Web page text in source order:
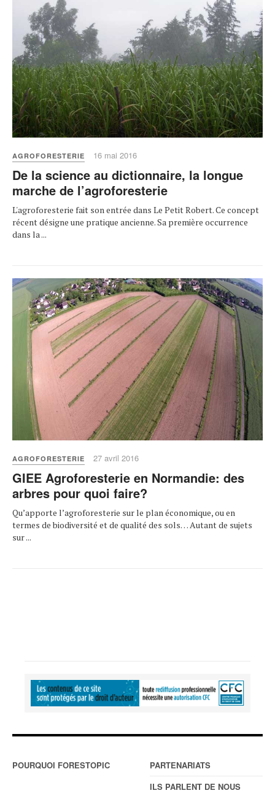
AGROFORESTERIE 16 mai 2016
De la science au dictionnaire, la longue
marche de l’agroforesterie
L'agroforesterie fait son entrée dans Le Petit Robert. Ce concept
récent désigne une pratique ancienne. Sa première occurrence
dans la ...
AGROFORESTERIE 27 avril 2016
GIEE Agroforesterie en Normandie: des
arbres pour quoi faire?
Qu’apporte l’agroforesterie sur le plan économique, ou en
termes de biodiversité et de qualité des sols… Autant de sujets
sur ...
POURQUOI FORESTOPIC
PARTENARIATS
ILS PARLENT DE NOUS